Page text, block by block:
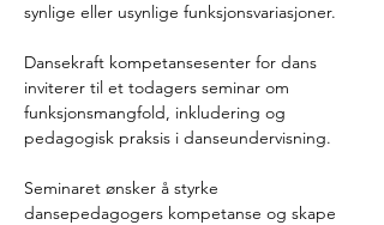
synlige eller usynlige funksjonsvariasjoner.
Dansekraft kompetansesenter for dans
inviterer til et todagers seminar om
funksjonsmangfold, inkludering og
pedagogisk praksis i danseundervisning.
Seminaret ønsker å styrke
dansepedagogers kompetanse og skape